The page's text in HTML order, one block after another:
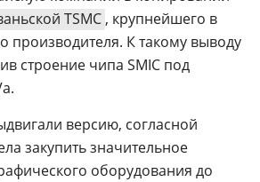
TSMC , крупнейшего в
производителя. К такому выводу
строение чипа SMIC под
версию, согласной
закупить значительное
оборудования до